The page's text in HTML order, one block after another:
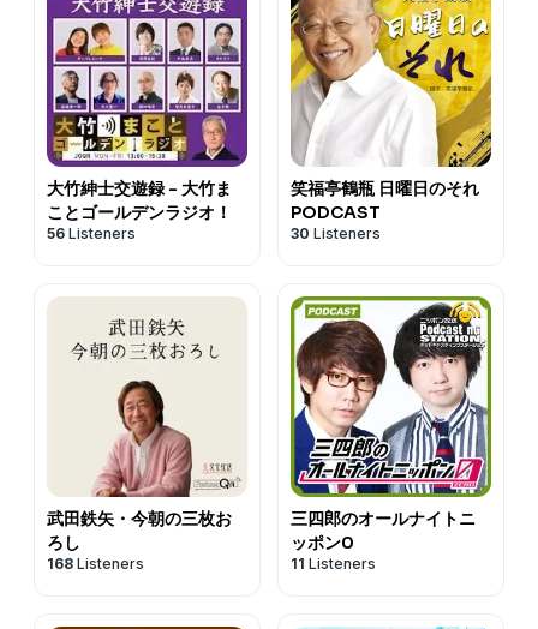
大竹紳士交遊録 - 大竹ま
ことゴールデンラジオ！
56 Listeners
笑福亭鶴瓶 日曜日のそれ
PODCAST
30 Listeners
武田鉄矢・今朝の三枚お
ろし
168 Listeners
三四郎のオールナイトニ
ッポン0
11 Listeners